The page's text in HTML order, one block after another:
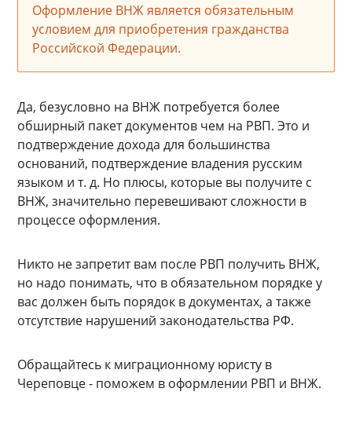
Оформление ВНЖ является обязательным
условием для приобретения гражданства
Российской Федерации.
Да, безусловно на ВНЖ потребуется более
обширный пакет документов чем на РВП. Это и
подтверждение дохода для большинства
оснований, подтверждение владения русским
языком и т. д. Но плюсы, которые вы получите с
ВНЖ, значительно перевешивают сложности в
процессе оформления.
Никто не запретит вам после РВП получить ВНЖ,
но надо понимать, что в обязательном порядке у
вас должен быть порядок в документах, а также
отсутствие нарушений законодательства РФ.
Обращайтесь к миграционному юристу в
Череповце - поможем в оформлении РВП и ВНЖ.